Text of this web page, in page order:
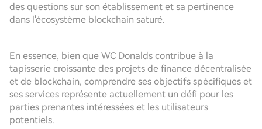
des questions sur son établissement et sa pertinence
dans l'écosystème blockchain saturé.
En essence, bien que WC Donalds contribue à la
tapisserie croissante des projets de finance décentralisée
et de blockchain, comprendre ses objectifs spécifiques et
ses services représente actuellement un défi pour les
parties prenantes intéressées et les utilisateurs
potentiels.